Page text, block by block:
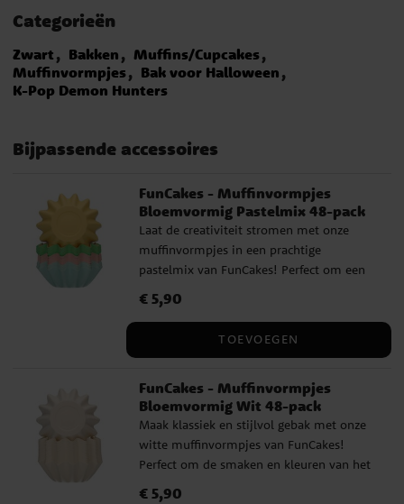
Categorieën
Zwart Bakken
Muffins/Cupcakes
Muffinvormpjes
Bak voor Halloween
K-Pop Demon Hunters
Bijpassende accessoires
FunCakes - Muffinvormpjes
Bloemvormig Pastelmix 48-pack
Laat de creativiteit stromen met onze
muffinvormpjes in een prachtige
pastelmix van FunCakes! Perfect om een
Nu kun je gemakkelijk perfecte muffins en
nodig te hebben. De vormpjes zijn stevig
kartonmateriaal en zijn bovendien
vetbestendig, wat het gemakkelijk maakt
om je gebak er zonder knoeien uit te
halen. Perfect voor muffins, cupcakes,
brownies en andere lekkernijen! Elke
verpakking bevat 48 vormpjes.
Prijs:€ 5,90
€ 5,90
TOEVOEGEN
FunCakes - Muffinvormpjes
Bloemvormig Wit 48-pack
Maak klassiek en stijlvol gebak met onze
witte muffinvormpjes van FunCakes!
Perfect om de smaken en kleuren van het
Prijs:€ 5,90
€ 5,90